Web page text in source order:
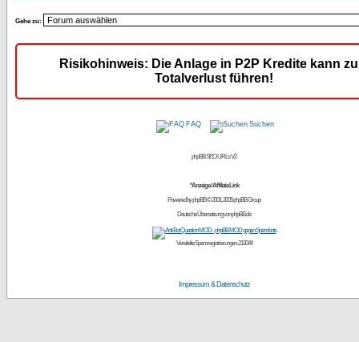
Gehe zu:
Risikohinweis: Die Anlage in P2P Kredite kann
Totalverlust führen!
FAQ Suchen
phpBB SEO URLs V2
*Anzeige / Affiliate Link
Powered byphpBB© 2001, 2005 phpBB Group
Deutsche Übersetzung vonphpBB.de
Vereitelte Spamregistrierungen: 213044
Impressum & Datenschutz